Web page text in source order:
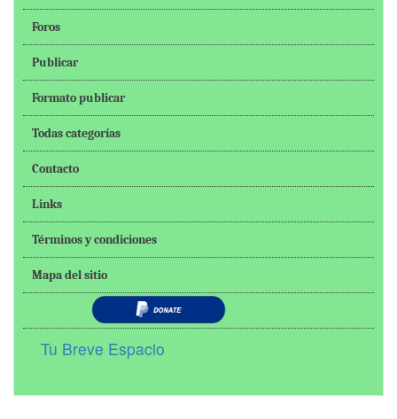
Foros
Publicar
Formato publicar
Todas categorías
Contacto
Links
Términos y condiciones
Mapa del sitio
Tu Breve Espacio